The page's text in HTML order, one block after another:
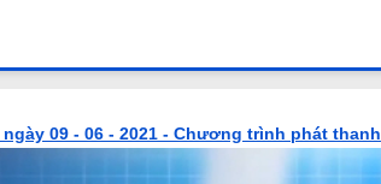
09 - 06 - 2021 - Chương trình phát thanh